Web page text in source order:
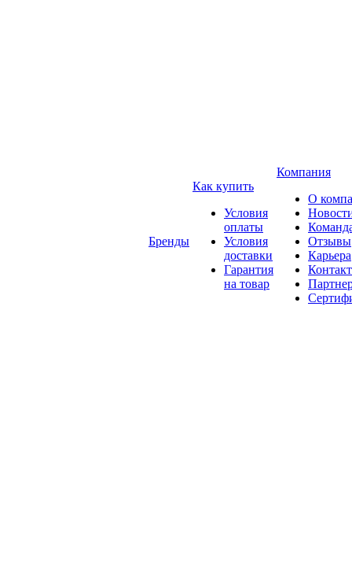
Бренды
Как купить
Условия
оплаты
Условия
доставки
Гарантия
на товар
Компания
О
Отзывы
Карьера